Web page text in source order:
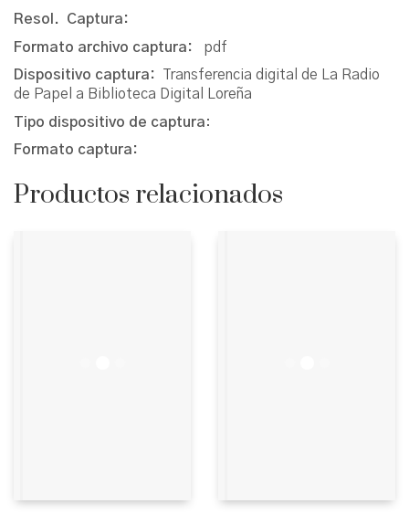
Resol. Captura:
Formato archivo captura: pdf
Dispositivo captura:
Transferencia digital de La Radio
de Papel a Biblioteca Digital Loreña
Tipo dispositivo de captura:
Formato captura:
Productos relacionados